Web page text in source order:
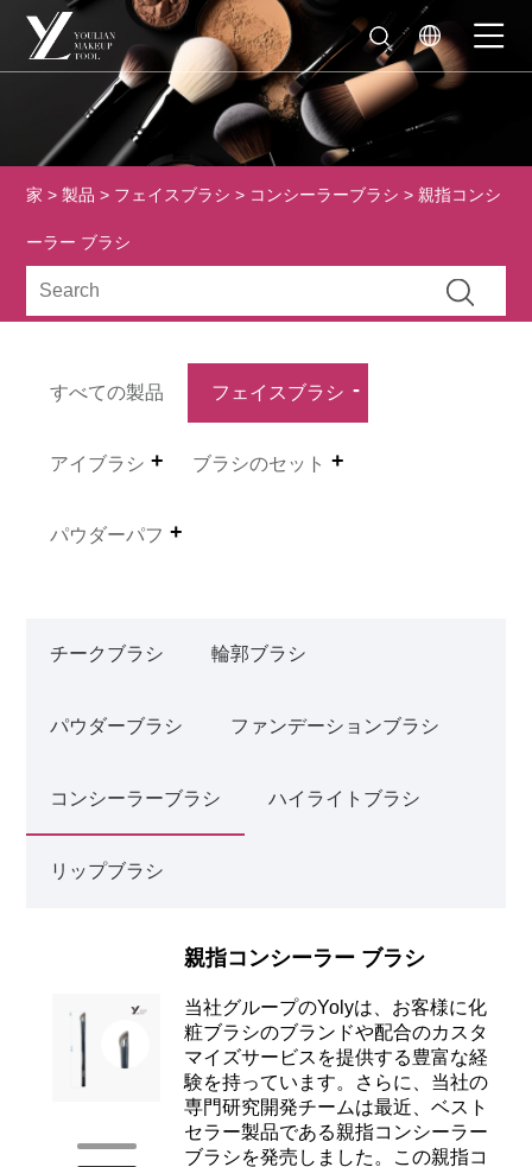
家 > 製品 > フェイスブラシ > コンシーラーブラシ > 親指コンシ
ーラー ブラシ
すべての製品 フェイスブラシ
アイブラシ ブラシのセット
パウダーパフ
チークブラシ 輪郭ブラシ
パウダーブラシ ファンデーションブラシ
コンシーラーブラシ ハイライトブラシ
リップブラシ
親指コンシーラー ブラシ
当社グループのYolyは、お客様に化
粧ブラシのブランドや配合のカスタ
マイズサービスを提供する豊富な経
験を持っています。さらに、当社の
専門研究開発チームは最近、ベスト
セラー製品である親指コンシーラー
ブラシを発売しました。この親指コ